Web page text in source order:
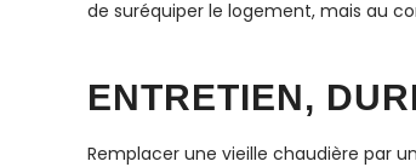
de suréquiper le logement, mais au
ENTRETIEN,
Remplacer une vieille chaudière par